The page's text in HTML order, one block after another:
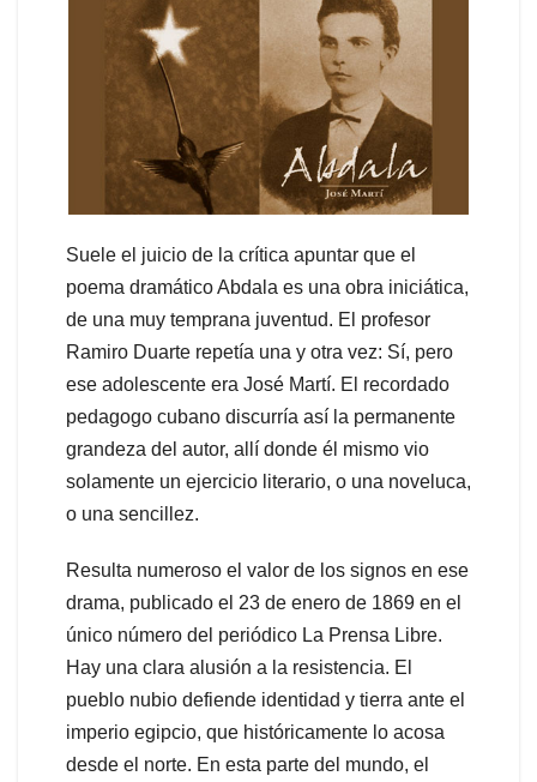
Suele el juicio de la crítica apuntar que el
poema dramático Abdala es una obra iniciática,
de una muy temprana juventud. El profesor
Ramiro Duarte repetía una y otra vez: Sí, pero
ese adolescente era José Martí. El recordado
pedagogo cubano discurría así la permanente
grandeza del autor, allí donde él mismo vio
solamente un ejercicio literario, o una noveluca,
o una sencillez.
Resulta numeroso el valor de los signos en ese
drama, publicado el 23 de enero de 1869 en el
único número del periódico La Prensa Libre.
Hay una clara alusión a la resistencia. El
pueblo nubio defiende identidad y tierra ante el
imperio egipcio, que históricamente lo acosa
desde el norte. En esta parte del mundo, el